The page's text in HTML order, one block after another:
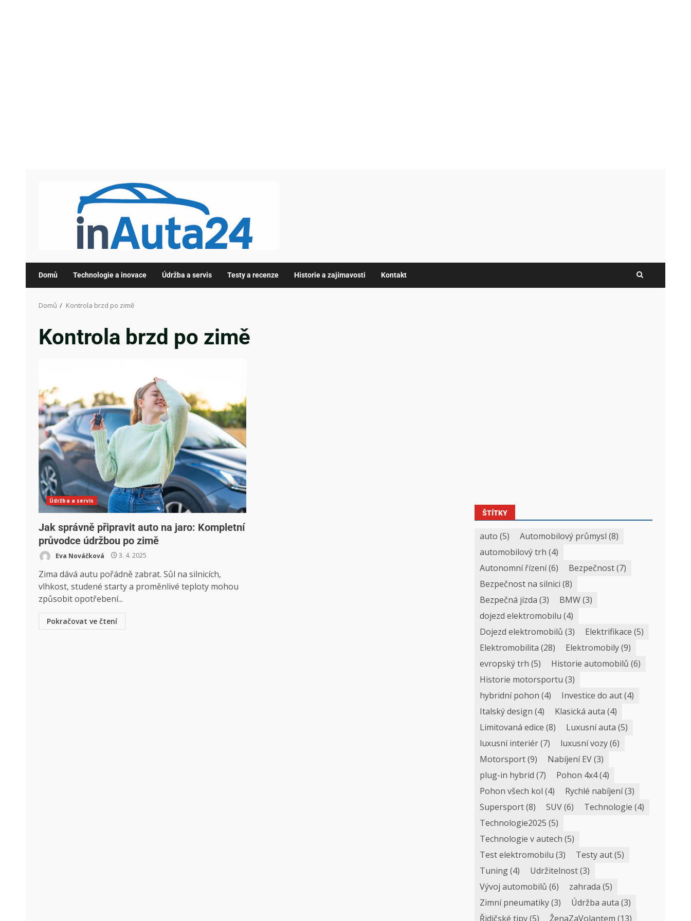
Domů Technologie a inovace Údržba a servis Testy a recenze Historie a zajímavosti Kontakt
Domů Kontrola brzd po zimě
Kontrola brzd po zimě
Údržba a servis
Jak správně připravit auto na jaro: Kompletní
průvodce údržbou po zimě
Eva Nováčková 3. 4. 2025
Zima dává autu pořádně zabrat. Sůl na silnicích,
vlhkost, studené starty a proměnlivé teploty mohou
způsobit opotřebení...
Pokračovat ve čtení
ŠTÍTKY
auto (5) Automobilový průmysl (8)
automobilový trh (4)
Autonomní řízení(6) Bezpečnost(7)
Bezpečnost na silnici (8)
Bezpečná jízda (3) BMW(3)
dojezd elektromobilu (4)
Dojezd elektromobilů (3) Elektrifikace (5)
Elektromobilita (28) Elektromobily(9)
evropský trh (5) Historie automobilů (6)
Historie motorsportu (3)
hybridní pohon (4) Investice do aut(4)
Italský design (4) Klasická auta (4)
Limitovaná edice (8) Luxusní auta (5)
luxusní interiér(7) luxusní vozy(6)
Motorsport(9) Nabíjení EV(3)
plug-in hybrid (7) Pohon 4x4(4)
Pohon všech kol (4) Rychlé nabíjení(3)
Supersport(8) SUV(6) Technologie (4)
Technologie2025 (5)
Technologie v autech (5)
Test elektromobilu (3) Testy aut(5)
Tuning(4) Udržitelnost(3)
Vývoj automobilů (6) zahrada (5)
Zimní pneumatiky(3) Údržba auta (3)
Řidičské tipy(5) ŽenaZaVolantem (13)